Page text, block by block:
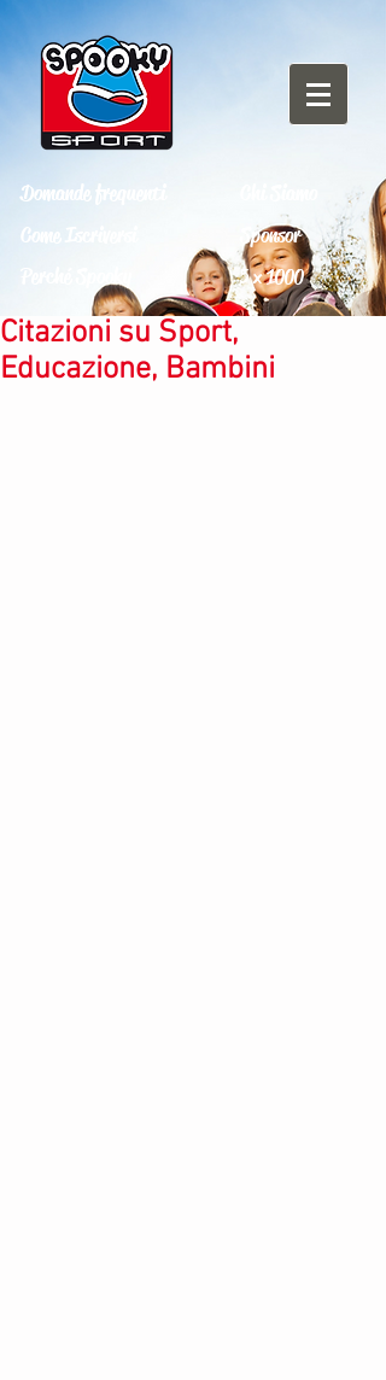
Domande frequenti
Come Iscriversi
Sponsor
5 x 1000
Citazioni su Sport,
Educazione, Bambini